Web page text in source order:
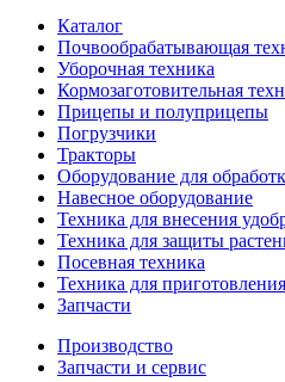
Каталог
Почвообрабатывающая
Уборочная техника
Кормозаготовительная
Прицепы и полуприцепы
Погрузчики
Тракторы
Оборудование для
Навесное оборудование
Техника для внесения
Техника для защиты
Посевная техника
Техника для
Запчасти
Производство
Запчасти и сервис